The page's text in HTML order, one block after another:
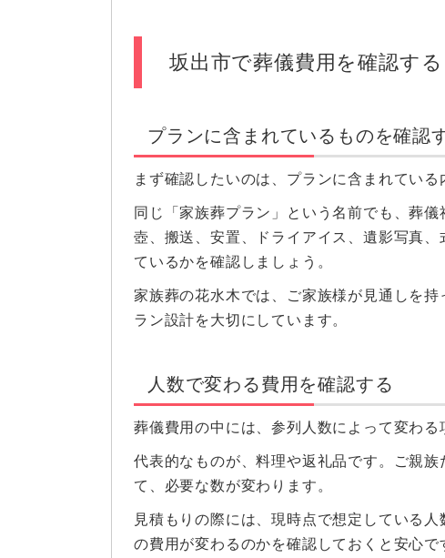
坂出市で葬儀費用を確認す
プランに含まれているものを確認
まず確認したいのは、プランに含まれている
同じ「家族葬プラン」という名前でも、葬
壺、搬送、安置、ドライアイス、遺影写真
ているかを確認しましょう。
家族葬の花水木では、ご家族様が見通しを
ラン設計を大切にしています。
人数で変わる費用を確認する
葬儀費用の中には、参列人数によって変わる
代表的なものが、料理や返礼品です。ご親
て、必要な数が変わります。
見積もりの際には、現時点で想定している
の費用が変わるのかを確認しておくと安心で